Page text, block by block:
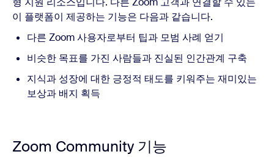
이 플랫폼이 제공하는 기능은 다음과 같습니다.
다른 Zoom 사용자로부터 팁과 모범 사례 얻기
비슷한 목표를 가진 사람들과 진실된 인간관계 구축
지식과 성장에 대한 긍정적 태도를 키워주는 재미있는
보상과 배지 획득
Zoom Community 기능